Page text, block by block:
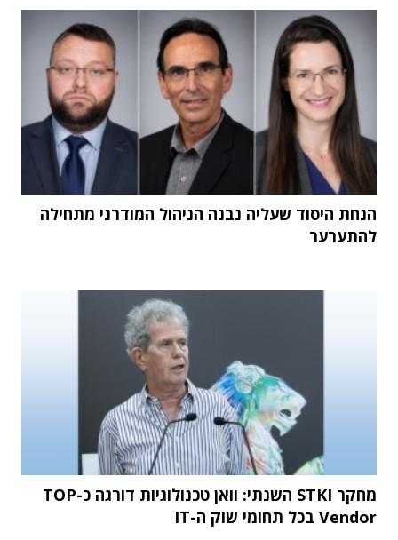
הנחת היסוד שעליה נבנה הניהול המודרני מתחילה
להתערער
מחקר STKI השנתי: וואן טכנולוגיות דורגה כ-TOP
Vendor בכל תחומי שוק ה-IT